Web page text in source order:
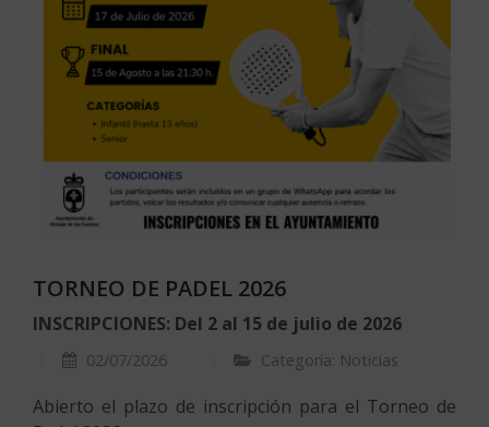
TORNEO DE PADEL 2026
INSCRIPCIONES: Del 2 al 15 de julio de 2026
02/07/2026 Categoría: Noticias
Abierto el plazo de inscripción para el Torneo de